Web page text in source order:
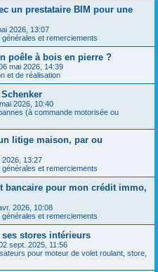
un prestataire BIM pour une
2026, 13:07
et remerciements
poêle à bois en pierre ?
mai 2026, 14:39
et de réalisation
2026, 10:40
(à commande motorisée ou
litige maison, par ou
2026, 13:27
et remerciements
bancaire pour mon crédit immo,
2026, 10:08
et remerciements
stores intérieurs
sept. 2025, 11:56
pour moteur de volet roulant, store,